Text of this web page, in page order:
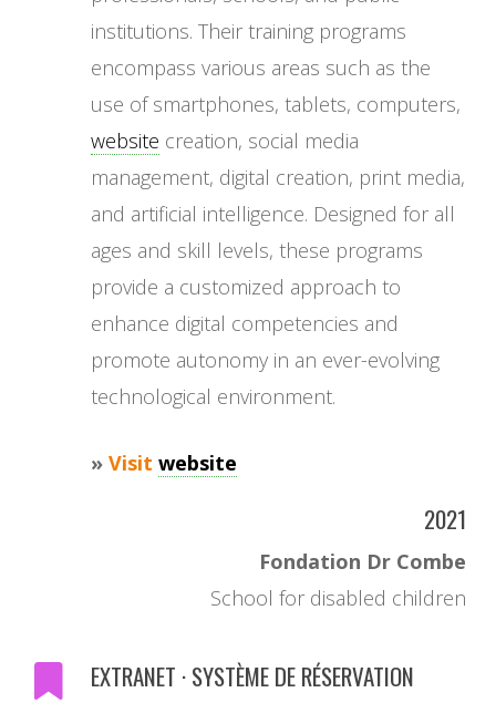
institutions. Their training programs
encompass various areas such as the
use of smartphones, tablets, computers,
website creation, social media
management, digital creation, print media,
and artificial intelligence. Designed for all
ages and skill levels, these programs
provide a customized approach to
enhance digital competencies and
promote autonomy in an ever-evolving
technological environment.
» Visit website
2021
Fondation Dr Combe
School for disabled children
EXTRANET · SYSTÈME DE RÉSERVATION